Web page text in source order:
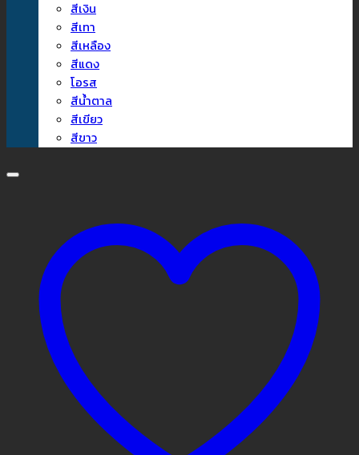
สีเงิน
สีเทา
สีเหลือง
สีแดง
โอรส
สีน้ำตาล
สีเขียว
สีขาว